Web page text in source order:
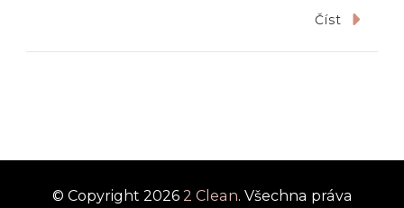
Číst
© Copyright 2026 2 Clean. Všechna práva